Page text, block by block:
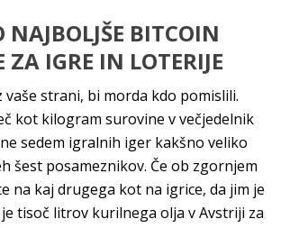
NAJBOLJŠE BITCOIN
ZA IGRE IN LOTERIJE
vaše strani, bi morda kdo pomislili.
kot kilogram surovine v večjedelnik
sedem igralnih iger kakšno veliko
šest posameznikov. Če ob zgornjem
na kaj drugega kot na igrice, da jim je
tisoč litrov kurilnega olja v Avstriji za